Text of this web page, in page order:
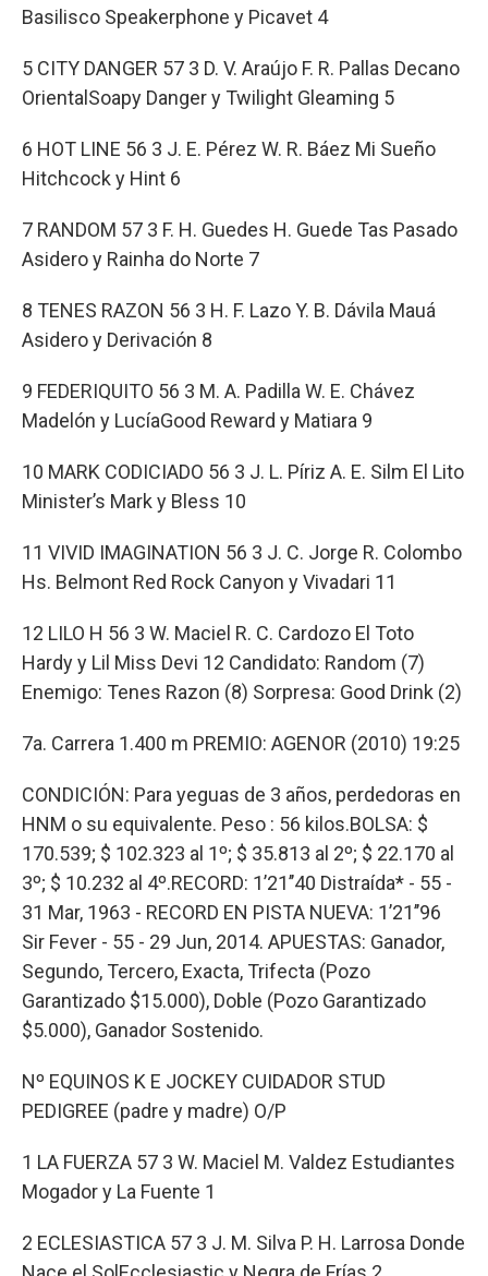
Basilisco Speakerphone y Picavet 4
5 CITY DANGER 57 3 D. V. Araújo F. R. Pallas Decano
OrientalSoapy Danger y Twilight Gleaming 5
6 HOT LINE 56 3 J. E. Pérez W. R. Báez Mi Sueño
Hitchcock y Hint 6
7 RANDOM 57 3 F. H. Guedes H. Guede Tas Pasado
Asidero y Rainha do Norte 7
8 TENES RAZON 56 3 H. F. Lazo Y. B. Dávila Mauá
Asidero y Derivación 8
9 FEDERIQUITO 56 3 M. A. Padilla W. E. Chávez
Madelón y LucíaGood Reward y Matiara 9
10 MARK CODICIADO 56 3 J. L. Píriz A. E. Silm El Lito
Minister’s Mark y Bless 10
11 VIVID IMAGINATION 56 3 J. C. Jorge R. Colombo
Hs. Belmont Red Rock Canyon y Vivadari 11
12 LILO H 56 3 W. Maciel R. C. Cardozo El Toto
Hardy y Lil Miss Devi 12 Candidato: Random (7)
Enemigo: Tenes Razon (8) Sorpresa: Good Drink (2)
7a. Carrera 1.400 m PREMIO: AGENOR (2010) 19:25
CONDICIÓN: Para yeguas de 3 años, perdedoras en
HNM o su equivalente. Peso : 56 kilos.BOLSA: $
170.539; $ 102.323 al 1º; $ 35.813 al 2º; $ 22.170 al
3º; $ 10.232 al 4º.RECORD: 1’21’’40 Distraída* - 55 -
31 Mar, 1963 - RECORD EN PISTA NUEVA: 1’21’’96
Sir Fever - 55 - 29 Jun, 2014. APUESTAS: Ganador,
Segundo, Tercero, Exacta, Trifecta (Pozo
Garantizado $15.000), Doble (Pozo Garantizado
$5.000), Ganador Sostenido.
Nº EQUINOS K E JOCKEY CUIDADOR STUD
PEDIGREE (padre y madre) O/P
1 LA FUERZA 57 3 W. Maciel M. Valdez Estudiantes
Mogador y La Fuente 1
2 ECLESIASTICA 57 3 J. M. Silva P. H. Larrosa Donde